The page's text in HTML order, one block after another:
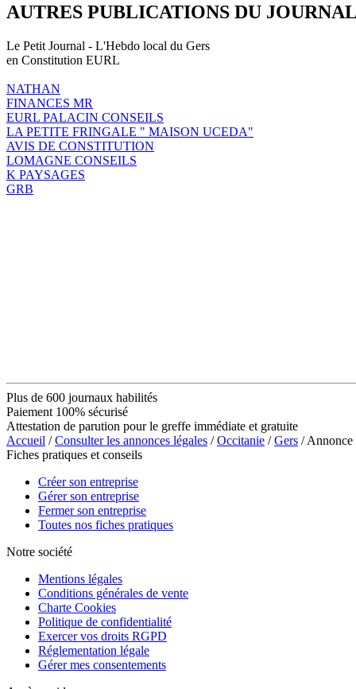
AUTRES PUBLICATIONS DU JOURNAL
Le Petit Journal - L'Hebdo local du Gers
en Constitution EURL
NATHAN
FINANCES MR
EURL PALACIN CONSEILS
LA PETITE FRINGALE " MAISON UCEDA"
AVIS DE CONSTITUTION
LOMAGNE CONSEILS
K PAYSAGES
GRB
Plus de 600 journaux habilités
Paiement 100% sécurisé
Attestation de parution pour le greffe immédiate et gratuite
Accueil /Consulter les annonces légales /Occitanie /Gers /
Fiches pratiques et conseils
Créer son entreprise
Gérer son entreprise
Fermer son entreprise
Toutes nos fiches pratiques
Notre société
Mentions légales
Conditions générales de vente
Charte Cookies
Politique de confidentialité
Exercer vos droits RGPD
Réglementation légale
Gérer mes consentements